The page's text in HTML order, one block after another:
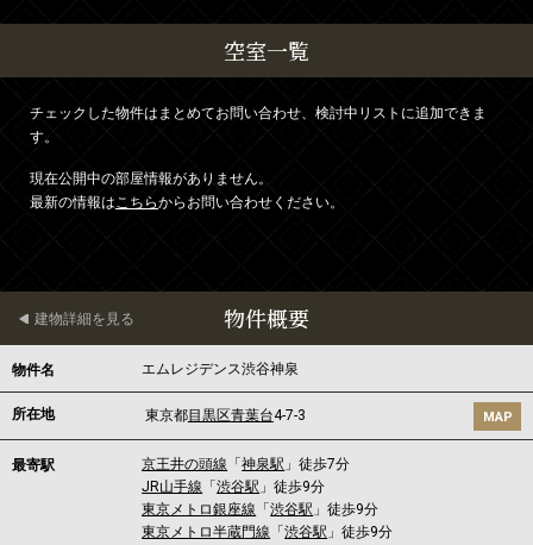
空室一覧
チェックした物件はまとめてお問い合わせ、検討中リストに追加できま
す。
現在公開中の部屋情報がありません。
最新の情報はこちらからお問い合わせください。
物件概要
建物詳細を見る
物件名 エムレジデンス渋谷神泉
所在地 東京都目黒区青葉台4-7-3 MAP
最寄駅 京王井の頭線 「神泉駅 」徒歩7分
JR山手線 「渋谷駅 」徒歩9分
東京メトロ銀座線 「渋谷駅 」徒歩9分
東京メトロ半蔵門線 「渋谷駅 」徒歩9分